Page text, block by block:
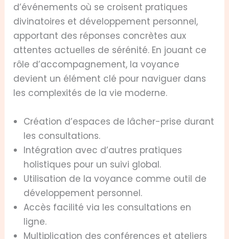
d’événements où se croisent pratiques
divinatoires et développement personnel,
apportant des réponses concrètes aux
attentes actuelles de sérénité. En jouant ce
rôle d’accompagnement, la voyance
devient un élément clé pour naviguer dans
les complexités de la vie moderne.
Création d’espaces de lâcher-prise durant
les consultations.
Intégration avec d’autres pratiques
holistiques pour un suivi global.
Utilisation de la voyance comme outil de
développement personnel.
Accès facilité via les consultations en
ligne.
Multiplication des conférences et ateliers